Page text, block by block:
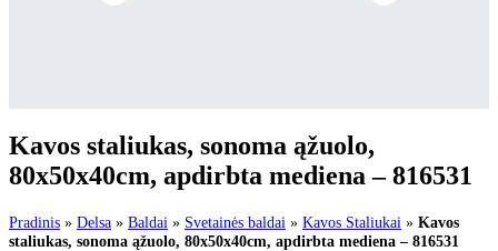
Kavos staliukas, sonoma ąžuolo,
80x50x40cm, apdirbta mediena – 816531
Pradinis » Delsa » Baldai » Svetainės baldai » Kavos Staliukai » Kavos
staliukas, sonoma ąžuolo, 80x50x40cm, apdirbta mediena – 816531